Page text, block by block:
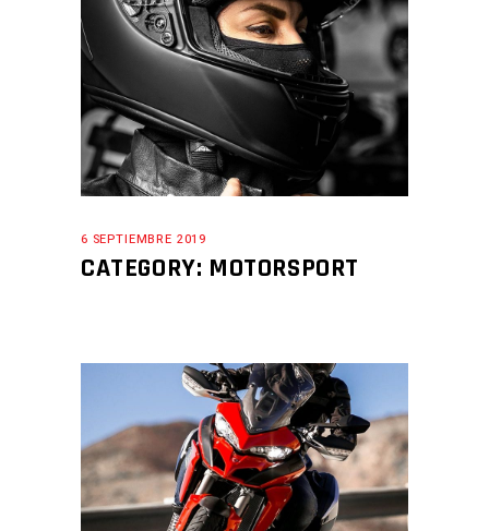
6 SEPTIEMBRE 2019
CATEGORY: MOTORSPORT